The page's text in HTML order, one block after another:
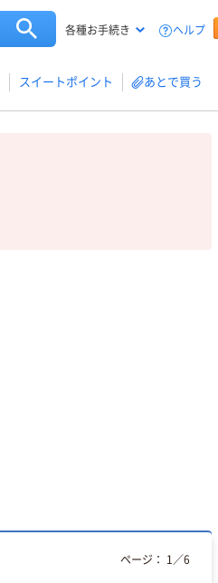
各種お手続き ヘルプ
スイートポイント あとで買う
ページ： 1 ／6